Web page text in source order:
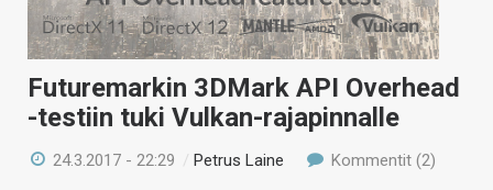
Futuremarkin 3DMark API Overhead
-testiin tuki Vulkan-rajapinnalle
24.3.2017 - 22:29 /Petrus Laine Kommentit (2)